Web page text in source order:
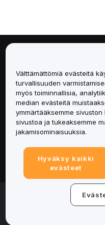
Palvelut
Tuki
Tuotteet
Lakiasiat
© 2025-2026 Bybit.eu. All
Välttämättömiä evästeitä
turvallisuuden
myös toiminnallisia,
median evästeitä
ymmärtääksemme
sivustoa ja tukeaksemme
jakamisominaisuuksia.
Hyväksy kaikki
evästeet